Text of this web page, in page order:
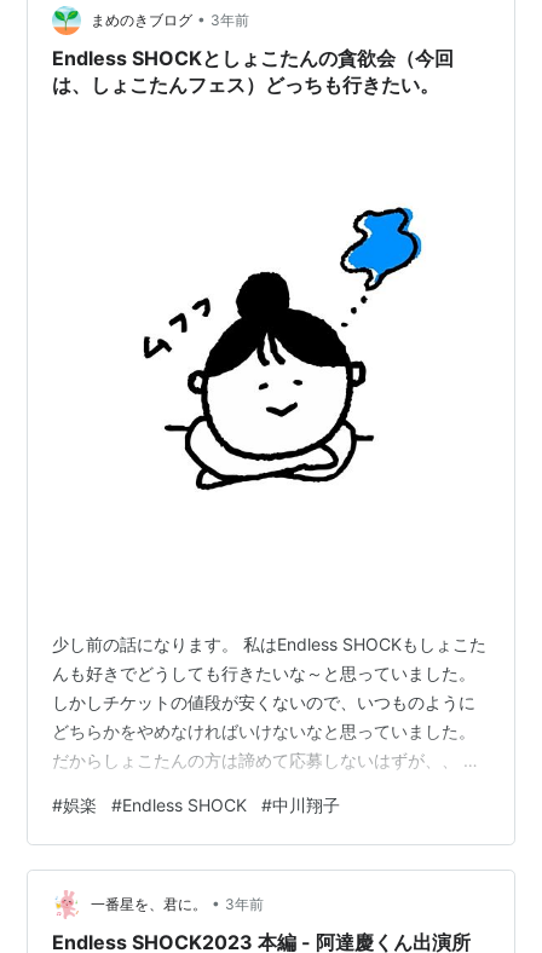
まめのきブログ • 3年前
Endless SHOCKとしょこたんの貪欲会（今回
は、しょこたんフェス）どっちも行きたい。
少し前の話になります。 私はEndless SHOCKもしょこた
んも好きでどうしても行きたいな～と思っていました。
しかしチケットの値段が安くないので、いつものように
どちらかをやめなければいけないなと思っていました。
だからしょこたんの方は諦めて応募しないはずが、、 今
ないことをしてしまったので、悩んでいました。 金銭的
にはどっちか抽選落ちればいいなと思ったりして。が、
正直どっちも見たいという感情があります。 そんなこと
できないと思っていますが、複雑な気持ちになってしま
いました。 もっと頑張って働いてどっちも行けるように
#娯楽 #Endless SHOCK #中川翔子
一番星を、君に。 • 3年前
Endless SHOCK2023 本編 - 阿達慶くん出演所